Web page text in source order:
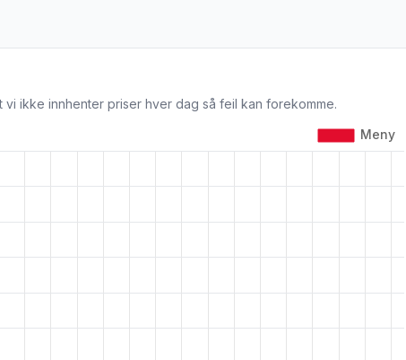
ikke innhenter priser hver dag så feil kan forekomme.